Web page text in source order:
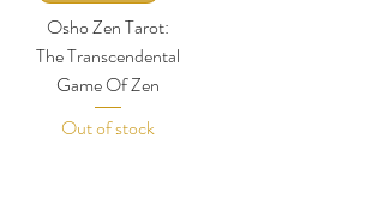
Osho Zen Tarot:
The Transcendental
Game Of Zen
Out of stock